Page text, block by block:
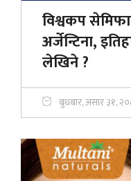
विश्वकप
अर्जेन्टिना,
लेखिने ?
बुधबार, असार ३१,